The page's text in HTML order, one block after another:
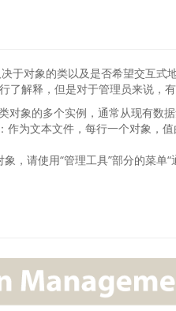
于对象的类以及是否希望交互式
了解释，但是对于管理员来说，
对象的多个实例，通常从现有数
作为文本文件，每行一个对象，
，请使用“管理工具”部分的菜